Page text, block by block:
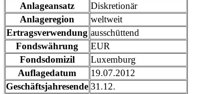
Anlageansatz
Diskretionär
Anlageregion
weltweit
Ertragsverwendung ausschüttend
Fondswährung
EUR
Fondsdomizil
Luxemburg
Auflagedatum
19.07.2012
Geschäftsjahresende 31.12.